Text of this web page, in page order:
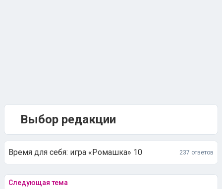
Выбор редакции
Время для себя: игра «Ромашка» 10 237 ответов
Следующая тема